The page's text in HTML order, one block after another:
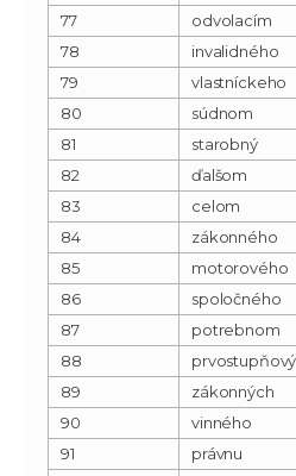
77
odvolacím
78
invalidného
79
vlastníckeho
80
súdnom
81
starobný
82
ďalšom
83
celom
84
zákonného
85
motorového
86
spoločného
87
potrebnom
88
prvostupňový
89
zákonných
90
vinného
91
právnu